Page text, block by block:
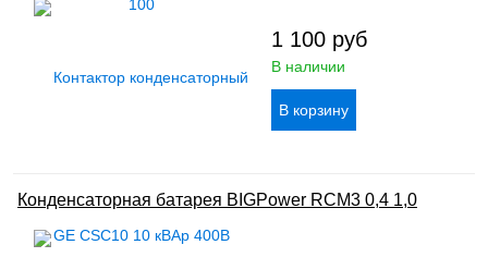
1 100 руб
В наличии
Конденсаторная батарея BIGPower RCM3 0,4 1,0